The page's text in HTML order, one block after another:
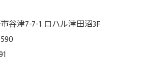
谷津7-7-1 ロハル津田沼3F